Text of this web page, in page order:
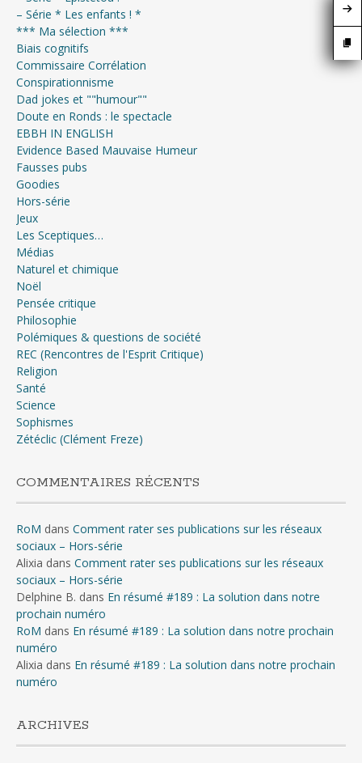
– Série * Les enfants ! *
*** Ma sélection ***
Biais cognitifs
Commissaire Corrélation
Conspirationnisme
Dad jokes et ""humour""
Doute en Ronds : le spectacle
EBBH IN ENGLISH
Evidence Based Mauvaise Humeur
Fausses pubs
Goodies
Hors-série
Jeux
Les Sceptiques…
Médias
Naturel et chimique
Noël
Pensée critique
Philosophie
Polémiques & questions de société
REC (Rencontres de l'Esprit Critique)
Religion
Santé
Science
Sophismes
Zétéclic (Clément Freze)
COMMENTAIRES RÉCENTS
RoM dans Comment rater ses publications sur les réseaux
sociaux – Hors-série
Alixia dans Comment rater ses publications sur les réseaux
sociaux – Hors-série
Delphine B. dans En résumé #189 : La solution dans notre
prochain numéro
RoM dans En résumé #189 : La solution dans notre prochain
numéro
Alixia dans En résumé #189 : La solution dans notre prochain
numéro
ARCHIVES